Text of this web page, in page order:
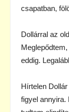
csapatban,
Dollárral az
eddig.
Hírtelen
figyel annyira.